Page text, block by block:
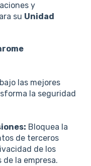
y
su Unidad
las mejores
la seguridad
Bloquea la
de terceros
de los
la empresa.